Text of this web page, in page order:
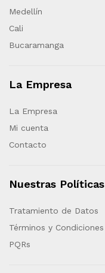
Medellín
Cali
Bucaramanga
La Empresa
La Empresa
Mi cuenta
Contacto
Nuestras Políticas
Tratamiento de Datos
Términos y Condiciones
PQRs